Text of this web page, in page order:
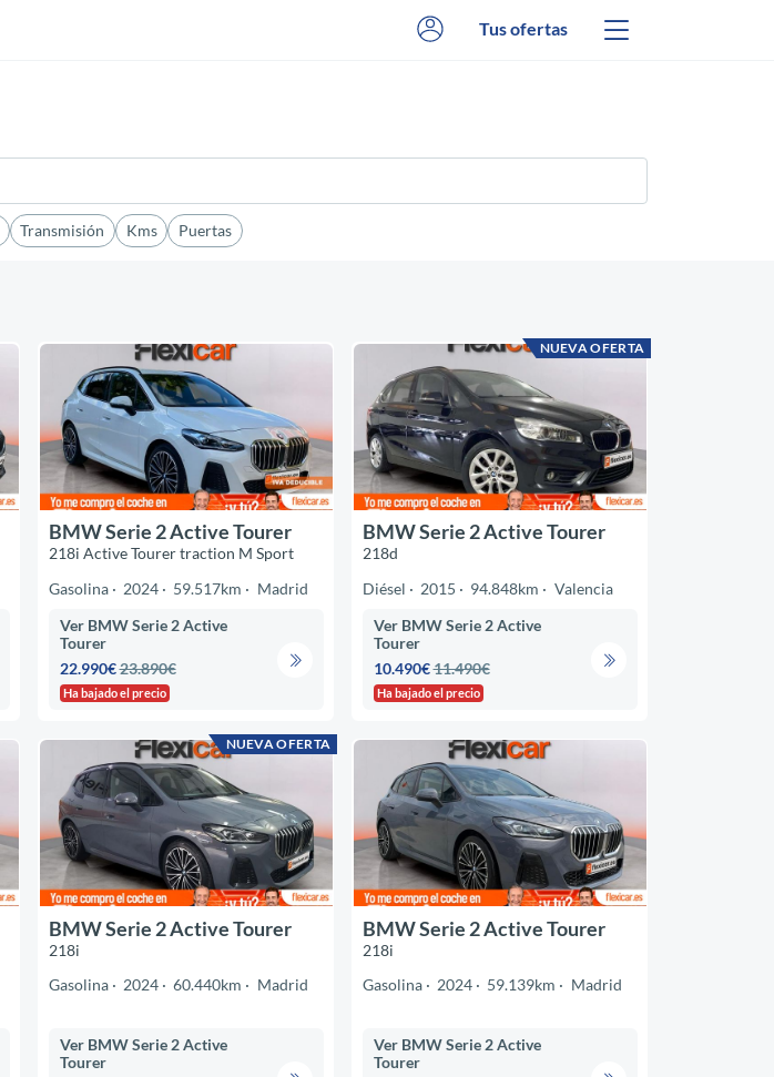
Tus ofertas
Transmisión Kms Puertas
BMW Serie 2 Active Tourer
218i Active Tourer traction M Sport
Gasolina
2024 59.517km
Madrid
Ver BMW Serie 2 Active
Tourer
22.990€23.890€
Ha bajado el precio
NUEVA OFERTA
BMW Serie 2 Active Tourer
218d
Diésel
2015 94.848km
Valencia
Ver BMW Serie 2 Active
Tourer
10.490€11.490€
Ha bajado el precio
NUEVA OFERTA
BMW Serie 2 Active Tourer
218i
Gasolina
2024 60.440km Madrid
Ver BMW Serie 2 Active
Tourer
BMW Serie 2 Active Tourer
218i
Gasolina
2024 59.139km Madrid
Ver BMW Serie 2 Active
Tourer